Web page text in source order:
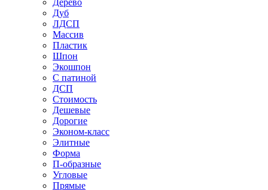
Дерево
Дуб
ЛДСП
Массив
Пластик
Шпон
Экошпон
С патиной
ДСП
Стоимость
Дешевые
Дорогие
Эконом-класс
Элитные
Форма
П-образные
Угловые
Прямые